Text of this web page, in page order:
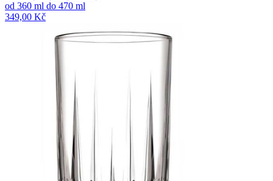
od 360 ml do 470 ml
349,00 Kč